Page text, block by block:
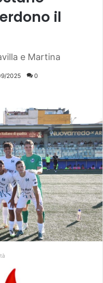
il
e Martina
2025 0